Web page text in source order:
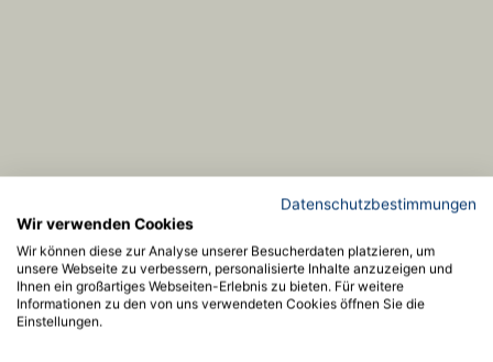
Datenschutzbestimmungen
Wir verwenden Cookies
Wir können diese zur Analyse unserer Besucherdaten platzieren, um
unsere Webseite zu verbessern, personalisierte Inhalte anzuzeigen und
Ihnen ein großartiges Webseiten-Erlebnis zu bieten. Für weitere
Informationen zu den von uns verwendeten Cookies öffnen Sie die
Einstellungen.